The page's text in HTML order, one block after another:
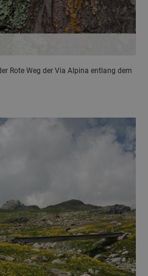
Rote Weg der Via Alpina entlang dem